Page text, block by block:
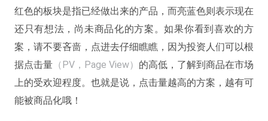
红色的板块是指已经做出来的产品，而亮蓝色则表示现在
还只有想法，尚未商品化的方案。如果你看到喜欢的方
案，请不要吝啬，点进去仔细瞧瞧，因为投资人们可以根
据点击量（PV，Page View） 的高低，了解到商品在市场
上的受欢迎程度。也就是说，点击量越高的方案，越有可
能被商品化哦！